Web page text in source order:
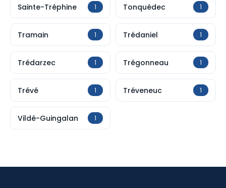
Sainte-Tréphine 1 Tonquédec 1
Tramain 1 Trédaniel 1
Trédarzec 1 Trégonneau 1
Trévé 1 Tréveneuc 1
Vildé-Guingalan 1